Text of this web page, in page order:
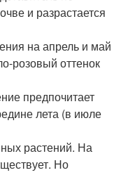
и разрастается
на апрель и май
розовый оттенок
предпочитает
лета (в июле
растений. На
Но